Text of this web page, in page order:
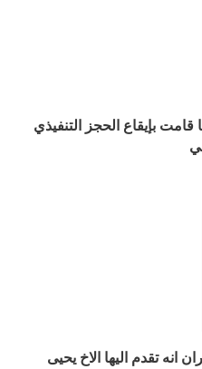
قامت بإيقاع الحجز التنفيذي
انه تقدم اليها الاخ يحيى